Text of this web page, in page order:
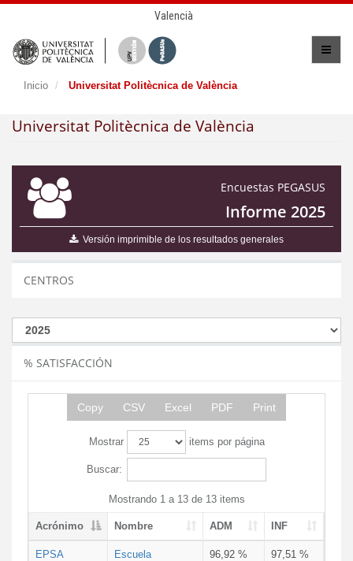
Valencià
Inicio Universitat Politècnica de València
Universitat Politècnica de València
Encuestas PEGASUS
Informe 2025
Versión imprimible de los resultados generales
CENTROS
% SATISFACCIÓN
Copy CSV Excel PDF Print
Mostrar items por página
Buscar:
Mostrando 1 a 13 de 13 items
Acrónimo Nombre ADM INF
EPSA
Escuela
96,92 % 97,51 %